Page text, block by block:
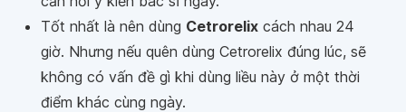
Tốt nhất là nên dùng Cetrorelix cách nhau 24
giờ. Nhưng nếu quên dùng Cetrorelix đúng lúc, sẽ
không có vấn đề gì khi dùng liều này ở một thời
điểm khác cùng ngày.